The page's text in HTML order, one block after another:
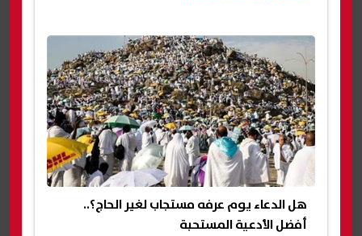
هل الدعاء يوم عرفه مستجاب لغير الحاج؟..
أفضل الأدعية المستحبة